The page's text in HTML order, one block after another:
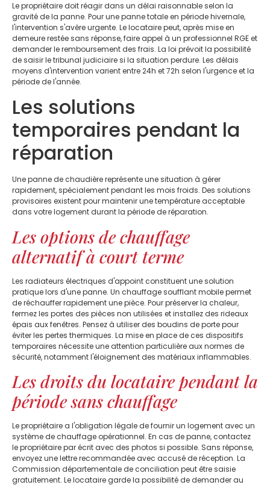
Le propriétaire doit réagir dans un délai raisonnable selon la
gravité de la panne. Pour une panne totale en période hivernale,
l'intervention s'avère urgente. Le locataire peut, après mise en
demeure restée sans réponse, faire appel à un professionnel RGE et
demander le remboursement des frais. La loi prévoit la possibilité
de saisir le tribunal judiciaire si la situation perdure. Les délais
moyens d'intervention varient entre 24h et 72h selon l'urgence et la
période de l'année.
Les solutions
temporaires pendant la
réparation
Une panne de chaudière représente une situation à gérer
rapidement, spécialement pendant les mois froids. Des solutions
provisoires existent pour maintenir une température acceptable
dans votre logement durant la période de réparation.
Les options de chauffage
alternatif à court terme
Les radiateurs électriques d'appoint constituent une solution
pratique lors d'une panne. Un chauffage soufflant mobile permet
de réchauffer rapidement une pièce. Pour préserver la chaleur,
fermez les portes des pièces non utilisées et installez des rideaux
épais aux fenêtres. Pensez à utiliser des boudins de porte pour
éviter les pertes thermiques. La mise en place de ces dispositifs
temporaires nécessite une attention particulière aux normes de
sécurité, notamment l'éloignement des matériaux inflammables.
Les droits du locataire pendant la
période sans chauffage
Le propriétaire a l'obligation légale de fournir un logement avec un
système de chauffage opérationnel. En cas de panne, contactez
le propriétaire par écrit avec des photos si possible. Sans réponse,
envoyez une lettre recommandée avec accusé de réception. La
Commission départementale de conciliation peut être saisie
gratuitement. Le locataire garde la possibilité de demander au